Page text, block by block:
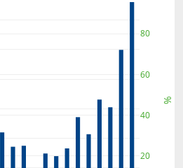
20
40
60
80
%